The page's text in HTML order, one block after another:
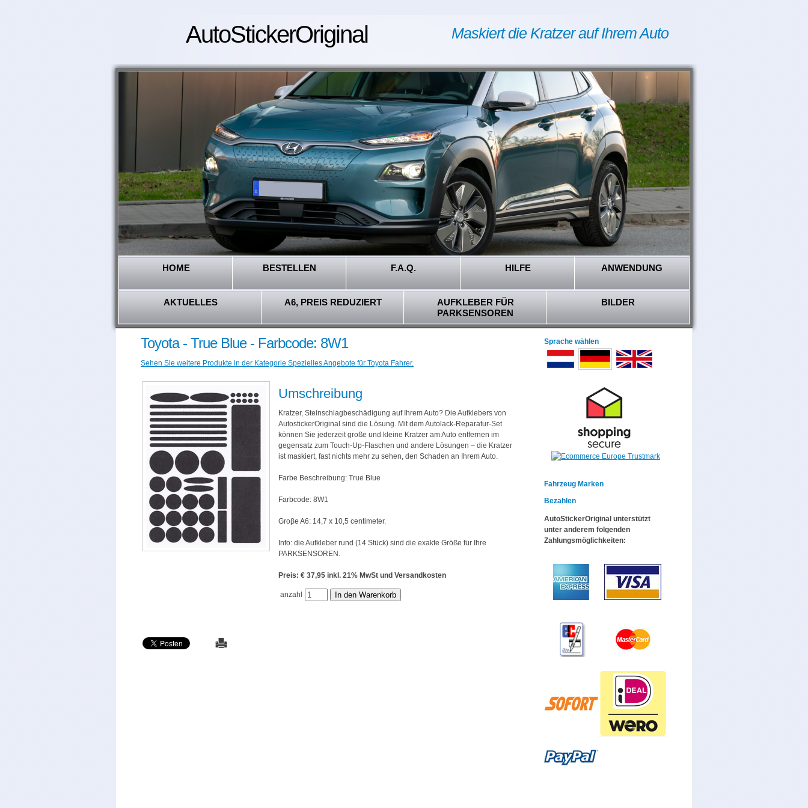
AutoStickerOriginal Maskiert die Kratzer auf Ihrem Auto
HOME BESTELLEN F.A.Q. HILFE ANWENDUNG
AKTUELLES A6, PREIS REDUZIERT
AUFKLEBER FÜR
PARKSENSOREN
BILDER
Toyota - True Blue - Farbcode: 8W1
Sehen Sie weitere Produkte in der Kategorie Spezielles Angebote für Toyota Fahrer.
Umschreibung
Kratzer, Steinschlagbeschädigung auf Ihrem Auto? Die Aufklebers von
AutostickerOriginal sind die Lösung. Mit dem Autolack-Reparatur-Set
können Sie jederzeit große und kleine Kratzer am Auto entfernen im
gegensatz zum Touch-Up-Flaschen und andere Lösungen – die Kratzer
ist maskiert, fast nichts mehr zu sehen, den Schaden an Ihrem Auto.
Farbe Beschreibung: True Blue
Farbcode: 8W1
Groβe A6: 14,7 x 10,5 centimeter.
Info: die Aufkleber rund (14 Stück) sind die exakte Größe für Ihre
PARKSENSOREN.
Preis: € 37,95 inkl. 21% MwSt und Versandkosten
anzahl
Sprache wählen
Fahrzeug Marken
Bezahlen
AutoStickerOriginal unterstützt
unter anderem folgenden
Zahlungsmöglichkeiten: